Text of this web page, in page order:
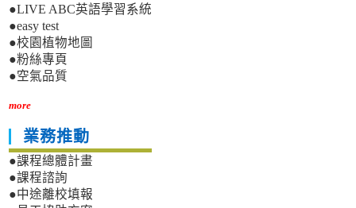
●LIVE ABC英語學習系統
●easy test
●校園植物地圖
●粉絲專頁
●空氣品質
more
業務推動
●課程總體計畫
●課程諮詢
●中途離校填報